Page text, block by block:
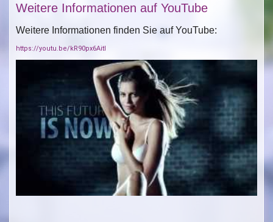
Weitere Informationen auf YouTube
Weitere Informationen finden Sie auf YouTube:
https://youtu.be/kR90px6AitI